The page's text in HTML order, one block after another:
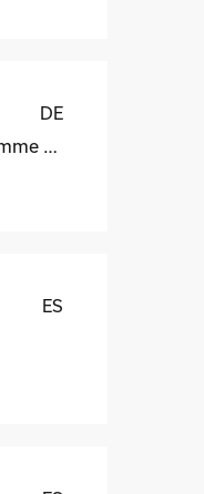
DE
Magnetbau Schramme GmbH&Co.KG
ES